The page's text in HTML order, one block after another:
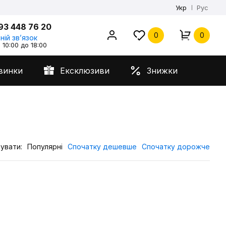
Укр Рус
448 76 20
звʼязок
до 18:00
0 0
Ексклюзиви Знижки
Популярні Спочатку дешевше Спочатку дорожче